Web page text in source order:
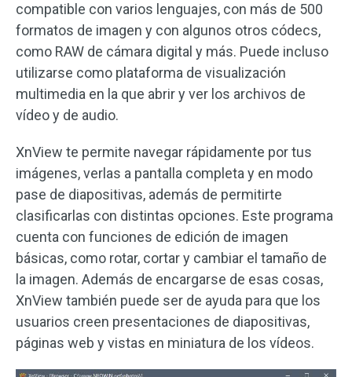
compatible con varios lenguajes, con más de 500
formatos de imagen y con algunos otros códecs,
como RAW de cámara digital y más. Puede incluso
utilizarse como plataforma de visualización
multimedia en la que abrir y ver los archivos de
vídeo y de audio.
XnView te permite navegar rápidamente por tus
imágenes, verlas a pantalla completa y en modo
pase de diapositivas, además de permitirte
clasificarlas con distintas opciones. Este programa
cuenta con funciones de edición de imagen
básicas, como rotar, cortar y cambiar el tamaño de
la imagen. Además de encargarse de esas cosas,
XnView también puede ser de ayuda para que los
usuarios creen presentaciones de diapositivas,
páginas web y vistas en miniatura de los vídeos.